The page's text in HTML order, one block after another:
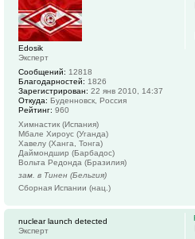
Edosik
Эксперт
Сообщений: 12818
Благодарностей: 1826
Зарегистрирован: 22 янв 2010, 14:37
Откуда: Буденновск, Россия
Рейтинг: 960
Химнастик (Испания)
Мбале Хироус (Уганда)
Хавелу (Ханга, Тонга)
Даймондшир (Барбадос)
Вольта Редонда (Бразилия)
зам. в Тинен (Бельгия)
Сборная Испании (нац.)
nuclear launch detected
Эксперт